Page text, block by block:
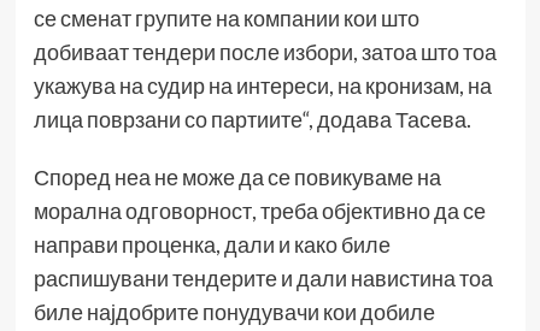
се сменат групите на компании кои што
добиваат тендери после избори, затоа што тоа
укажува на судир на интереси, на кронизам, на
лица поврзани со партиите“, додава Тасева.
Според неа не може да се повикуваме на
морална одговорност, треба објективно да се
направи проценка, дали и како биле
распишувани тендерите и дали навистина тоа
биле најдобрите понудувачи кои добиле